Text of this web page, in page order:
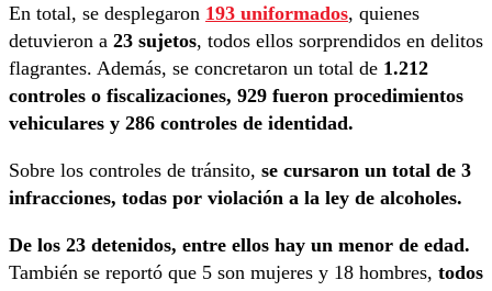
En total, se desplegaron 193 uniformados, quienes
detuvieron a 23 sujetos, todos ellos sorprendidos en delitos
flagrantes. Además, se concretaron un total de 1.212
controles o fiscalizaciones, 929 fueron procedimientos
vehiculares y 286 controles de identidad.
Sobre los controles de tránsito, se cursaron un total de 3
infracciones, todas por violación a la ley de alcoholes.
De los 23 detenidos, entre ellos hay un menor de edad.
También se reportó que 5 son mujeres y 18 hombres, todos